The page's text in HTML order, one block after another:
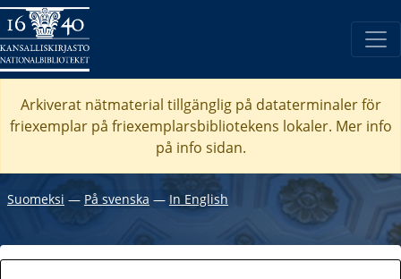
Arkiverat nätmaterial tillgänglig på dataterminaler för
friexemplar på friexemplarsbibliotekens lokaler. Mer info
på info sidan.
Suomeksi ― På svenska ― In English